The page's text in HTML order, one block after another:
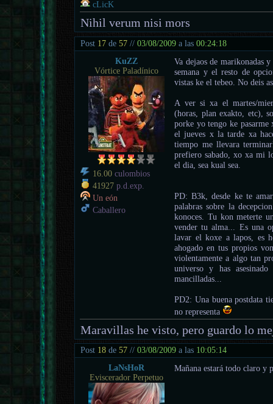
cLicK
Nihil verum nisi mors
Post 17 de57 //03/08/2009 a las00:24:18
KuZZ
Vórtice Paladínico
16.00 culombios
41927 p.d.exp.
Un eón
Caballero
Va dejaos de marikonadas
semana y el resto de
vistas ke el tebeo. No deis
A ver si xa el martes/
(horas, plan exakto, etc),
porke yo tengo ke
el jueves x la tarde xa
tiempo me llevara
prefiero sabado, xo xa mi
el dia, sea kual sea.
PD: B3k, desde ke te
palabras sobre la
konoces. Tu kon meterte
vender tu alma... Es una
lavar el koxe a lapos, es
ahogado en tus propios
violentamente a algo tan
universo y has
mancilladas...
PD2: Una buena postdata
no representa
Maravillas he visto, pero guardo lo
Post 18 de57 //03/08/2009 a las 10:05:14
LaNsHoR
Eviscerador Perpetuo
Mañana estará todo claro